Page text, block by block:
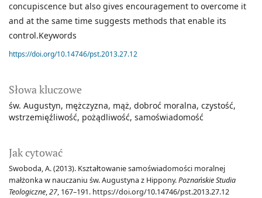
Słowa kluczowe
św. Augustyn mężczyzna mąż dobroć moralna czystość
wstrzemięźliwość pożądliwość samoświadomość
Jak cytować
Swoboda, A. (2013). Kształtowanie samoświadomości moralnej
małżonka w nauczaniu św. Augustyna z Hippony.Poznańskie Studia
Teologiczne,27, 167–191. https://doi.org/10.14746/pst.2013.27.12
concupiscence but also gives encouragement to overcome it
and at the same time suggests methods that enable its
control.Keywords
https://doi.org/10.14746/pst.2013.27.12